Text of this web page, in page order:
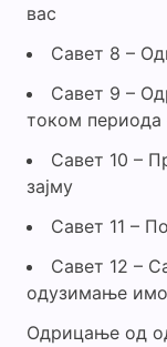
вас
Савет 8 –
Савет 9 –
током периода
Савет 10 –
зајму
Савет 11 –
Савет 12 –
одузимање
Одрицање од